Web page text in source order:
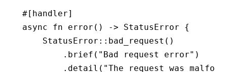
#[handler]
async fn error () -> StatusError {
    StatusError
:: bad_request ()
        .
brief ( "Bad request error" )
        .
detail ( "The request was